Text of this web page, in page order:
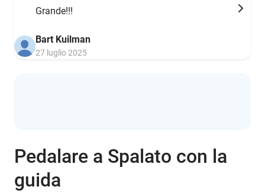
Grande!!!
Bart Kuilman
27 luglio 2025
Pedalare a Spalato con la
guida